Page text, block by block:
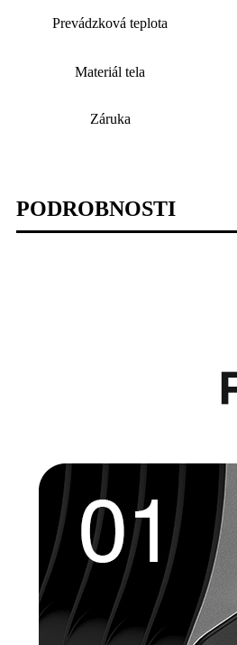
Prevádzková teplota
Materiál tela
Záruka
PODROBNOSTI